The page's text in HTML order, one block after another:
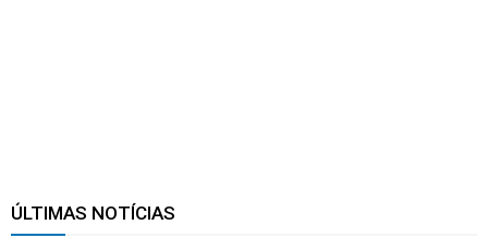
ÚLTIMAS NOTÍCIAS